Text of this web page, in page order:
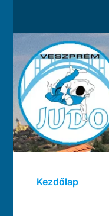
Kezdőlap